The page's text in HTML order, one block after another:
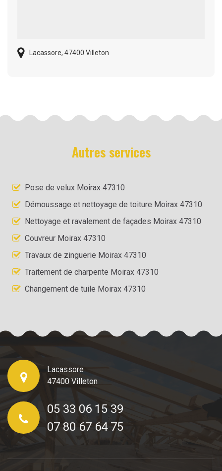
Lacassore, 47400 Villeton
Autres services
Pose de velux Moirax 47310
Démoussage et nettoyage de toiture Moirax 47310
Nettoyage et ravalement de façades Moirax 47310
Couvreur Moirax 47310
Travaux de zinguerie Moirax 47310
Traitement de charpente Moirax 47310
Changement de tuile Moirax 47310
Lacassore
47400 Villeton
05 33 06 15 39
07 80 67 64 75